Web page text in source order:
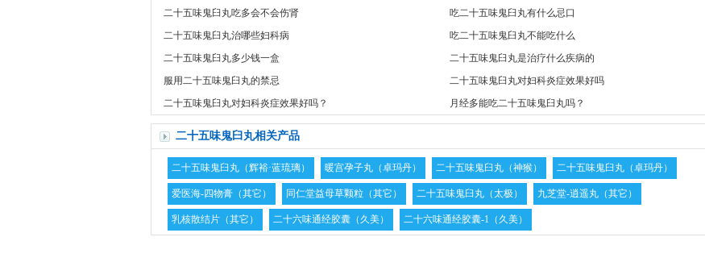
二十五味鬼臼丸吃多会不会伤肾
吃二十五味鬼臼丸有什么忌口
二十五味鬼臼丸治哪些妇科病
吃二十五味鬼臼丸不能吃什么
二十五味鬼臼丸多少钱一盒
二十五味鬼臼丸是治疗什么疾病的
服用二十五味鬼臼丸的禁忌
二十五味鬼臼丸对妇科炎症效果好吗
二十五味鬼臼丸对妇科炎症效果好吗？
月经多能吃二十五味鬼臼丸吗？
二十五味鬼臼丸相关产品
二十五味鬼臼丸（辉裕·蓝琉璃） 暖宫孕子丸（卓玛丹） 二十五味鬼臼丸（神猴） 二十五味鬼臼丸（卓玛丹）
爱医海-四物膏（其它） 同仁堂益母草颗粒（其它） 二十五味鬼臼丸（太极） 九芝堂-逍遥丸（其它）
乳核散结片（其它） 二十六味通经胶囊（久美） 二十六味通经胶囊-1（久美）